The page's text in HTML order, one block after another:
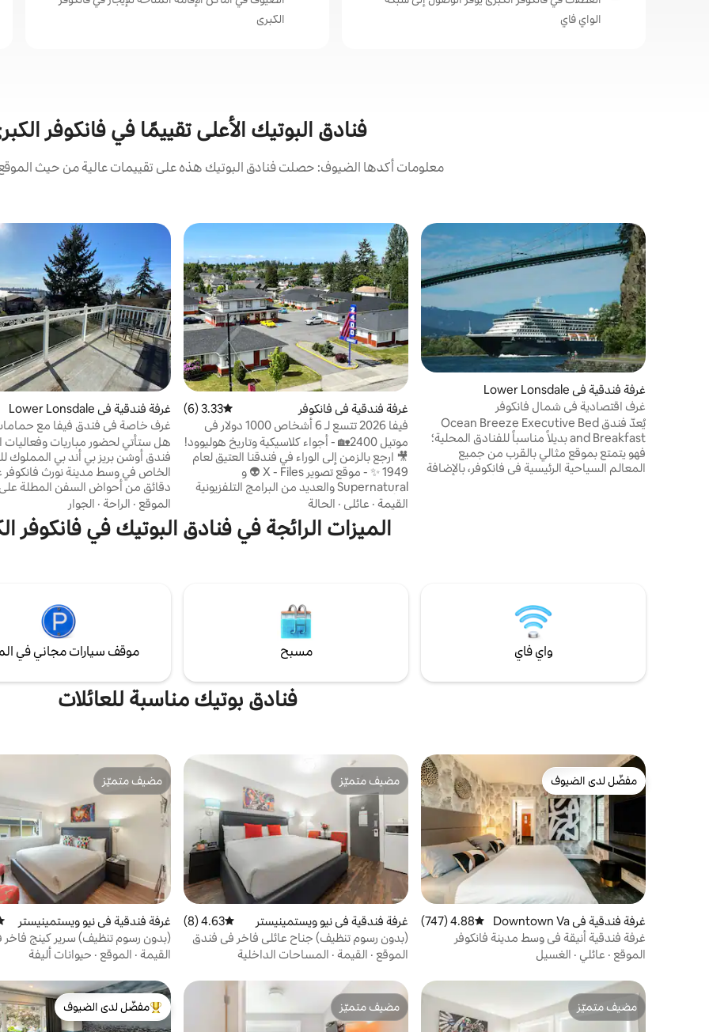
الواي فاي
الكبرى
فنادق البوتيك الأعلى تقييمًا في فانكوفر
معلومات أكدها الضيوف: حصلت فنادق البوتيك هذه على تقييمات عالية من حيث الموقع
غرفة فندقية في Lower Lonsdale
غرف اقتصادية في شمال فانكوفر
يُعدّ فندق Ocean Breeze Executive Bed
and Breakfast بديلاً مناسباً للفنادق المحلية؛
فهو يتمتع بموقع مثالي بالقرب من جميع
المعالم السياحية الرئيسية في فانكوفر، بالإضافة
تلفزيون؛ وتتميز بعض الغرف بشرفات مطلة على
ميناء فانكوفر ورحلات بحرية إلى ألاسكا.
غرفة فندقية في فانكوفر متوسط التقييم 3.33 من 5، 6 مراجعات
3.33 (6)
فيفا 2026 تتسع لـ 6 أشخاص 1000 دولار في
الليلة - موتيل 2400موتيل 2400🏡 - أجواء كلاسيكية وتاريخ هوليوود!
🎥 ارجع بالزمن إلى الوراء في فندقنا العتيق لعام
1949 ✨ - موقع تصوير X - Files 👽 و
Supernatural والعديد من البرامج التلفزيونية
لما يصل إلى 8 أشخاص مطبخ ✔️ واحد وغرفة
معيشة واحدة مواقف ✔️ مجانية للسيارات/
محطات السيارات الكهربائية مداخل خارجية✔️
الحنين بالمغامرة!" 🌟
القيمة · عائلي · الحالة
غرفة فندقية في Lower Lonsdale
غرف خاصة في فندق فيفا مع
جاهزة
هل ستأتي لحضور مباريات وفعاليات
فندق أوشن بريز بي أند بي المملوك
الخاص في وسط مدينة نورث فانكوفر
دقائق من أحواض السفن المطلة على
دقيقة من المشي الخلاب في ميناء
إنليت) والحانات والمطاعم والمحلات
تجهيز كل غرفة بشكل جيد مع حمام
الأليفة/الأطفال في غرف مخصصة؛
الموقع · الراحة · الجوار
الميزات الرائجة في فنادق البوتيك في فانكوفر
واي فاي مسبح موقف سيارات مجاني في
فنادق بوتيك مناسبة للعائلات
مفضّل لدى الضيوف
مفضّل لدى الضيوف
غرفة فندقية في Downtown Va
ncouver
متوسط التقييم 4.88 من 5، 747 مراجعات
4.88 (747)
غرفة فندقية أنيقة في وسط مدينة فانكوفر
الموقع · عائلي · الغسيل
مضيف متميّز
مضيف متميّز
غرفة فندقية في نيو ويستمينيستر متوسط التقييم 4.63 من 5، 8 مراجعات
4.63 (8)
(بدون رسوم تنظيف) جناح عائلي فاخر في فندق
كوينز
الموقع · القيمة · المساحات الداخلية
مضيف متميّز
مضيف متميّز
غرفة فندقية في نيو ويستمينيستر
(بدون رسوم تنظيف) سرير كينج فاخر
القيمة · الموقع · حيوانات أليفة
مضيف متميّز
مضيف متميّز
مضيف متميّز
مضيف متميّز
من أبرز البيوت المفضّلة لدى الضيوف
مفضّل لدى الضيوف